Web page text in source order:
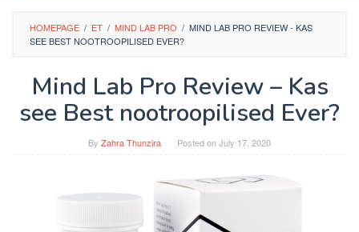
HOMEPAGE / ET / MIND LAB PRO / MIND LAB PRO REVIEW - KAS
SEE BEST NOOTROOPILISED EVER?
Mind Lab Pro Review – Kas
see Best nootroopilised Ever?
By Zahra Thunzira Posted onJuly 17, 2020